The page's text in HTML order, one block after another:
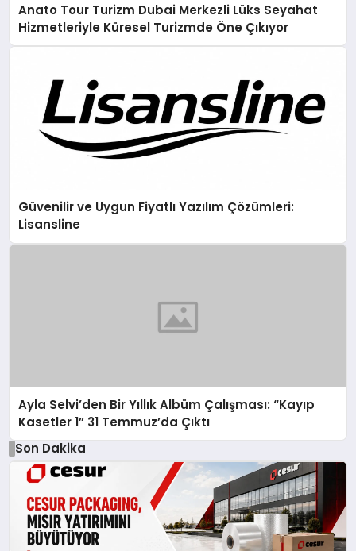
Anato Tour Turizm Dubai Merkezli Lüks Seyahat
Hizmetleriyle Küresel Turizmde Öne Çıkıyor
Güvenilir ve Uygun Fiyatlı Yazılım Çözümleri:
Lisansline
Ayla Selvi’den Bir Yıllık Albüm Çalışması: “Kayıp
Kasetler 1” 31 Temmuz’da Çıktı
Son Dakika